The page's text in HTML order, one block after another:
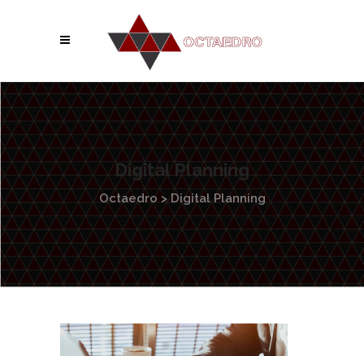
Digital Planning
Octaedro >Digital Planning